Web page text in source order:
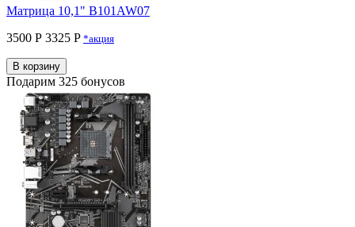
Матрица 10,1" B101AW07
3500 Р 3325 P *акция
В корзину
Подарим 325 бонусов